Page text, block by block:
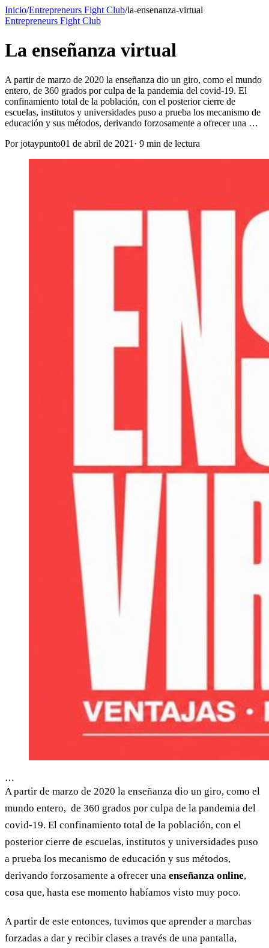
Inicio/Entrepreneurs Fight Club/la-ensenanza-virtual
Entrepreneurs Fight Club
La enseñanza virtual
A partir de marzo de 2020 la enseñanza dio un giro, como el mundo
entero, de 360 grados por culpa de la pandemia del covid-19. El
confinamiento total de la población, con el posterior cierre de
escuelas, institutos y universidades puso a prueba los mecanismo de
educación y sus métodos, derivando forzosamente a ofrecer una …
Porjotaypunto01 de abril de 2021 · 9 min de lectura
…
A partir de marzo de 2020 la enseñanza dio un giro, como el
mundo entero, de 360 grados por culpa de la pandemia del
covid-19. El confinamiento total de la población, con el
posterior cierre de escuelas, institutos y universidades puso
a prueba los mecanismo de educación y sus métodos,
derivando forzosamente a ofrecer una enseñanza online,
cosa que, hasta ese momento habíamos visto muy poco.
A partir de este entonces, tuvimos que aprender a marchas
forzadas a dar y recibir clases a través de una pantalla,